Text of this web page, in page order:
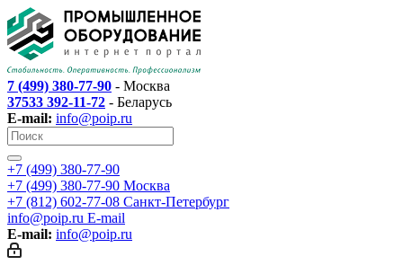
7 (499) 380-77-90 - Москва
37533 392-11-72 - Беларусь
E-mail: info@poip.ru
+7 (499) 380-77-90
+7 (499) 380-77-90 Москва
+7 (812) 602-77-08 Санкт-Петербург
info@poip.ru E-mail
E-mail: info@poip.ru